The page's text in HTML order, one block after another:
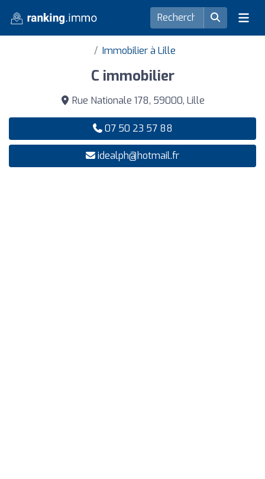
Immobilier à Lille
C immobilier
Rue Nationale 178, 59000, Lille
07 50 23 57 88
idealph@hotmail.fr